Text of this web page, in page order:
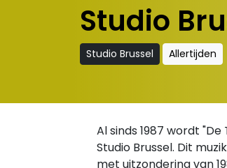
Studio
Studio Brussel Allertijden
Al sinds 1987 wordt
Studio Brussel. Dit
met uitzondering van